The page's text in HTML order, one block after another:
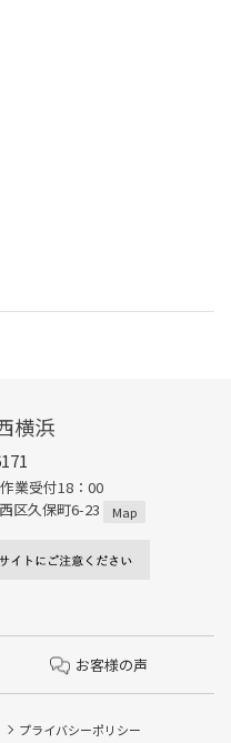
横浜
業受付18：00
区久保町6-23
Map
お客様の声
プライバシーポリシー